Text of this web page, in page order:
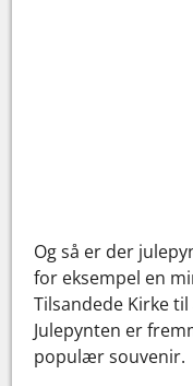
Og så er der
for eksempel en
Tilsandede Kirke
Julepynten er
populær souvenir.